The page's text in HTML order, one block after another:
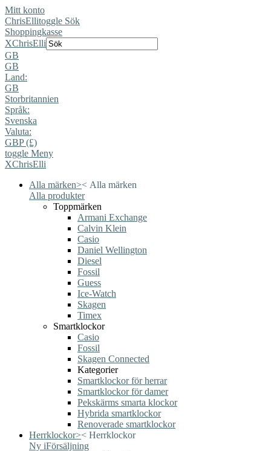
Mitt konto
ChrisEllitoggle Sök
Shoppingkasse
XChrisElli
GB
GB
Land:
GB
Storbritannien
Språk:
Svenska
Valuta:
GBP (£)
toggle Meny
XChrisElli
Alla märken>< Alla märken
Alla produkter
Toppmärken
Armani Exchange
Calvin Klein
Casio
Daniel Wellington
Diesel
Fossil
Guess
Ice-Watch
Skagen
Timex
Smartklockor
Casio
Fossil
Skagen Connected
Kategorier
Smartklockor för herrar
Smartklockor för damer
Pekskärms smarta klockor
Hybrida smartklockor
Renoverade smartklockor
Herrklockor>< Herrklockor
Ny iFörsäljning